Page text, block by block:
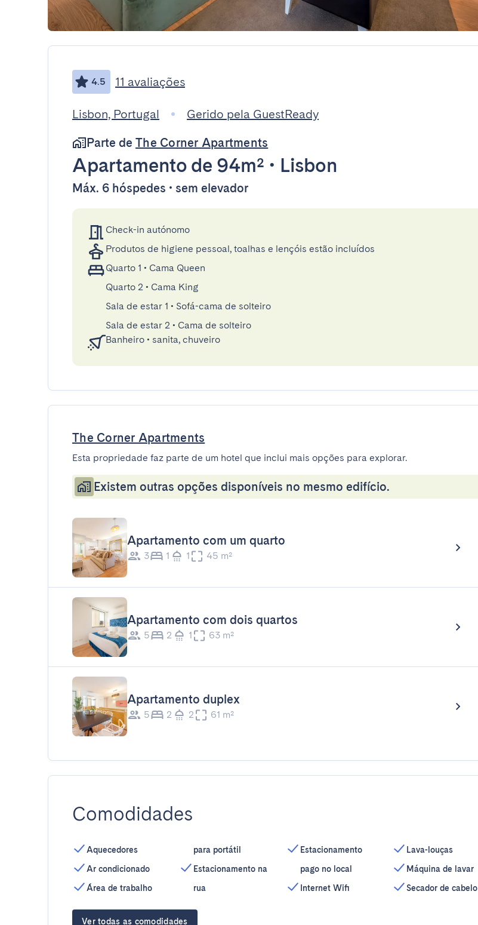
4.5 11 avaliações
Lisbon, Portugal
Gerido pela GuestReady
Parte de The Corner Apartments
Apartamento de 94m² • Lisbon
Máx. 6 hóspedes • sem elevador
Check-in autónomo
Produtos de higiene pessoal, toalhas e lençóis estão incluídos
Quarto 1 • Cama Queen
Quarto 2 • Cama King
Sala de estar 1 • Sofá-cama de solteiro
Sala de estar 2 • Cama de solteiro
Banheiro • sanita, chuveiro
The Corner Apartments
Esta propriedade faz parte de um hotel que inclui mais opções para explorar.
Existem outras opções disponíveis no mesmo edifício.
Apartamento com um quarto
3 1 1 45 m²
Apartamento com dois quartos
5 2 1 63 m²
Apartamento duplex
5 2 2 61 m²
Comodidades
Aquecedores
Ar condicionado
Área de trabalho
para portátil
Estacionamento na
rua
Estacionamento
pago no local
Internet Wifi
Lava-louças
Máquina de lavar
Secador de cabelo
Ver todas as comodidades